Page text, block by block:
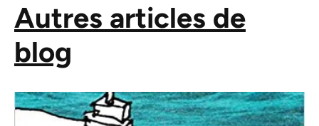
Autres articles de
blog